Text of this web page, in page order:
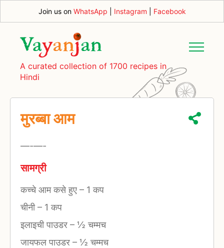
Join us on WhatsApp Instagram Facebook
A curated collection of 1700 recipes in
Hindi
मुरब्बा आम
—-—-
सामग्री
कच्चे आम कसे हुए – 1 कप
चीनी– 1 कप
इलाइची पाउडर – ½ चम्मच
जायफल पाउडर – ½ चम्मच